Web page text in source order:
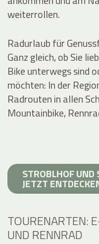
weiterrollen.
Radurlaub für
Ganz gleich, ob Sie
Bike unterwegs sind
möchten: In der
Radrouten in allen
Mountainbike,
STROBLHOF UND
JETZT
TOURENARTEN:
UND RENNRAD